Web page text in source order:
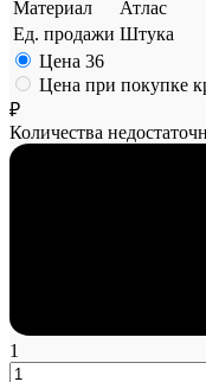
Материал
Атлас
Ед. продажи Штука
Цена 36
Цена при покупке
₽
Количества
1